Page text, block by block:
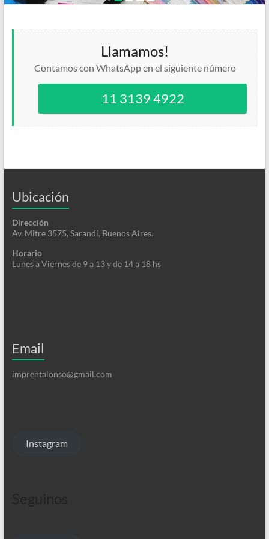
Llamamos!
Contamos con WhatsApp en el siguiente número
11 3139 4922
Ubicación
Dirección
Av. Mitre 3575, Sarandí, Buenos Aires.
Horario
Lunes a Viernes de 9 a 13 y de 14 a 18 hs
Email
imprentalonso@gmail.com
Instagram